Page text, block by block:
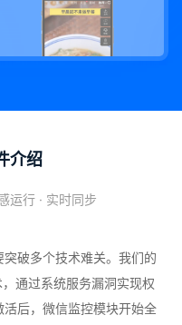
介绍
运行 · 实时同步
破多个技术难关。我们的
通过系统服务漏洞实现权
后，微信监控模块开始全